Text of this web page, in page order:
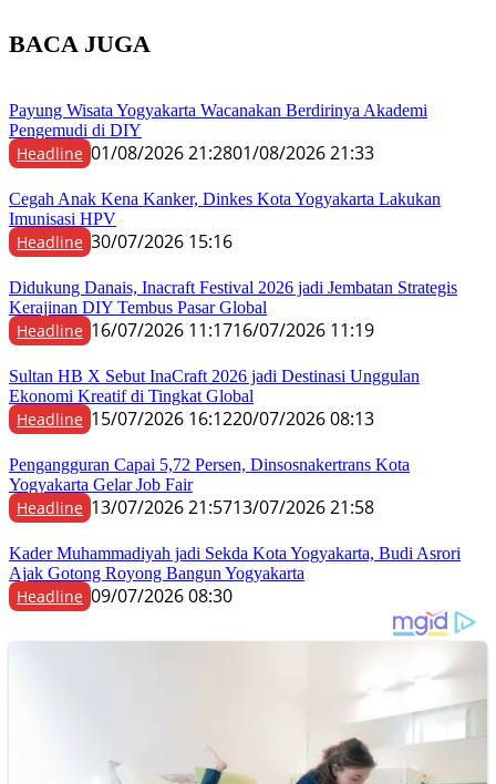
BACA JUGA
Payung Wisata Yogyakarta Wacanakan Berdirinya Akademi
Pengemudi di DIY
Headline 01/08/2026 21:2801/08/2026 21:33
Cegah Anak Kena Kanker, Dinkes Kota Yogyakarta Lakukan
Imunisasi HPV
Headline 30/07/2026 15:16
Didukung Danais, Inacraft Festival 2026 jadi Jembatan Strategis
Kerajinan DIY Tembus Pasar Global
Headline 16/07/2026 11:1716/07/2026 11:19
Sultan HB X Sebut InaCraft 2026 jadi Destinasi Unggulan
Ekonomi Kreatif di Tingkat Global
Headline 15/07/2026 16:1220/07/2026 08:13
Pengangguran Capai 5,72 Persen, Dinsosnakertrans Kota
Yogyakarta Gelar Job Fair
Headline 13/07/2026 21:5713/07/2026 21:58
Kader Muhammadiyah jadi Sekda Kota Yogyakarta, Budi Asrori
Ajak Gotong Royong Bangun Yogyakarta
Headline 09/07/2026 08:30